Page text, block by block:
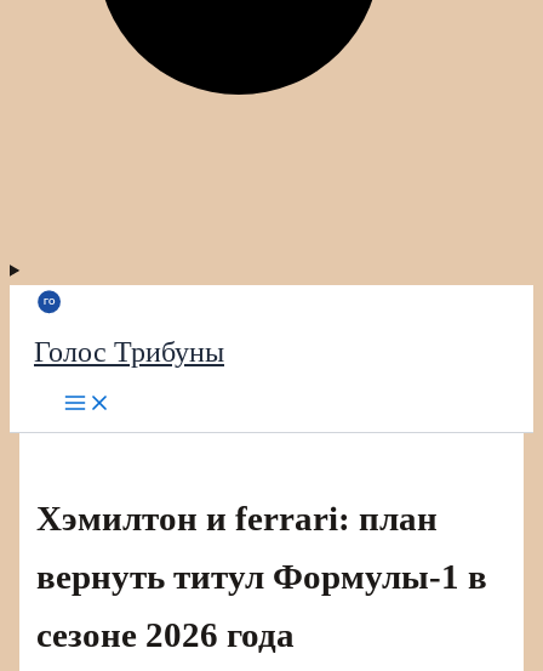
Голос Трибуны
Хэмилтон и ferrari: план
вернуть титул Формулы‑1 в
сезоне 2026 года